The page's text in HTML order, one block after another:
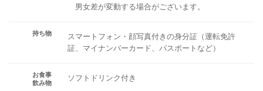
男女差が変動する場合がございます。
持ち物
スマートフォン・顔写真付きの身分証（運転免許
証、マイナンバーカード、パスポートなど）
お食事
飲み物
ソフトドリンク付き